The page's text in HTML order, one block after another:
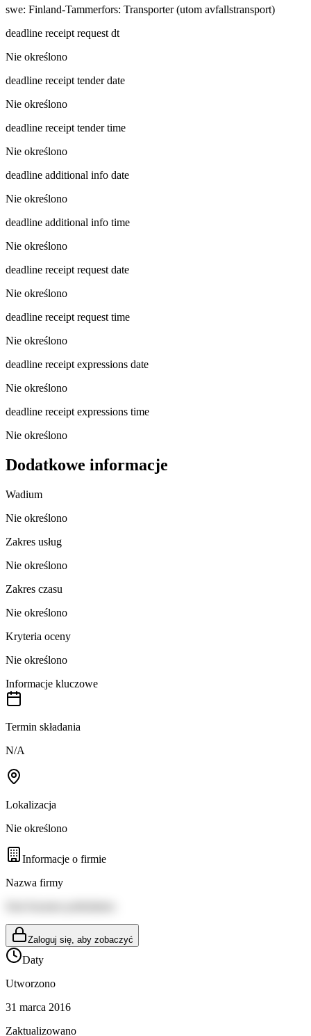
swe: Finland-Tammerfors: Transporter (utom avfallstransport)
deadline receipt request dt
Nie określono
deadline receipt tender date
Nie określono
deadline receipt tender time
Nie określono
deadline additional info date
Nie określono
deadline additional info time
Nie określono
deadline receipt request date
Nie określono
deadline receipt request time
Nie określono
deadline receipt expressions date
Nie określono
deadline receipt expressions time
Nie określono
Dodatkowe informacje
Wadium
Nie określono
Zakres usług
Nie określono
Zakres czasu
Nie określono
Kryteria oceny
Nie określono
Informacje kluczowe
Termin składania
N/A
Lokalizacja
Nie określono
Informacje o firmie
Nazwa firmy
Zaloguj się, aby zobaczyć
Daty
Utworzono
31 marca 2016
Zaktualizowano